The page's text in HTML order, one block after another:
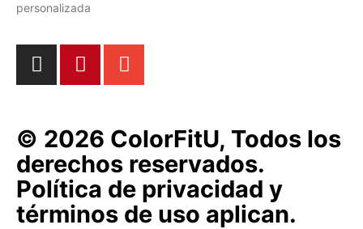
personalizada
© 2026 ColorFitU, Todos los
derechos reservados.
Política de privacidad y
términos de uso aplican.